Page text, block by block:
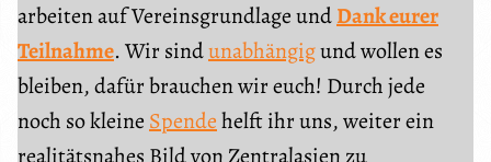
arbeiten auf Vereinsgrundlage undDank eurer
Teilnahme. Wir sindunabhängigund wollen es
bleiben, dafür brauchen wir euch! Durch jede
noch so kleine Spendehelft ihr uns, weiter ein
realitätsnahes Bild von Zentralasien zu